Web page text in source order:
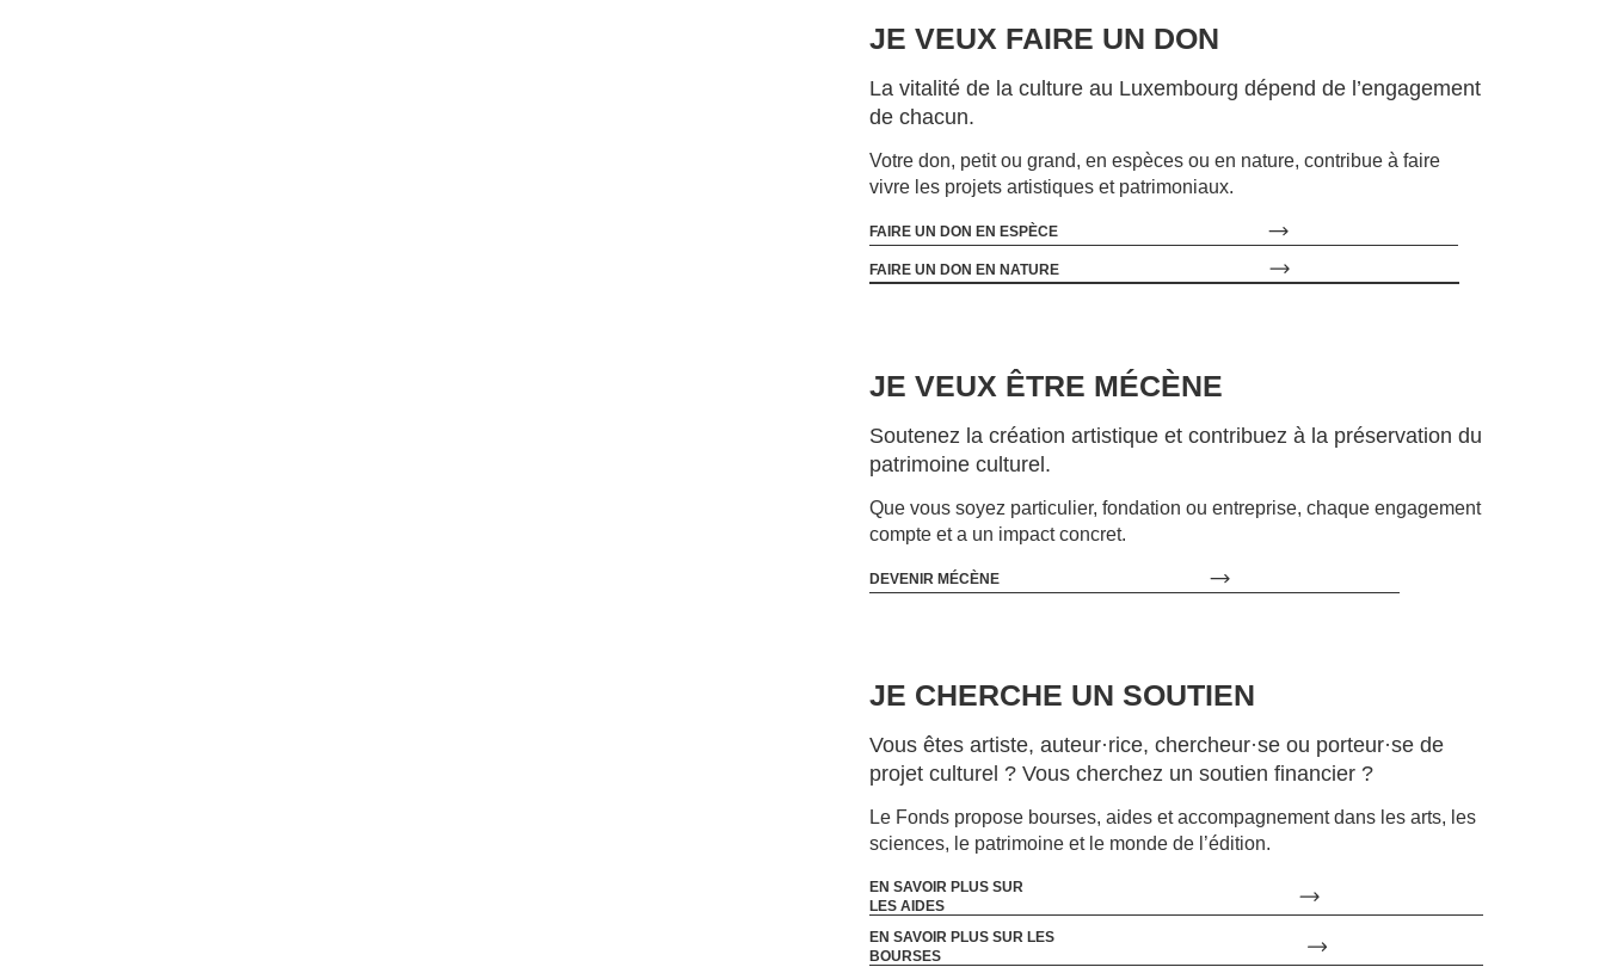
JE VEUX FAIRE UN DON
La vitalité de la culture au Luxembourg dépend de l’engagement
de chacun.
Votre don, petit ou grand, en espèces ou en nature, contribue à faire
vivre les projets artistiques et patrimoniaux.
FAIRE UN DON EN ESPÈCE
FAIRE UN DON EN NATURE
JE VEUX ÊTRE MÉCÈNE
Soutenez la création artistique et contribuez à la préser­va­tion du
patrimoine culturel.
Que vous soyez particulier, fondation ou entreprise, chaque engagement
compte et a un impact concret.
DEVENIR MÉCÈNE
JE CHERCHE UN SOUTIEN
Vous êtes artiste, auteur·rice, chercheur·se ou porteur·se de
projet culturel ? Vous cherchez un soutien financier ?
Le Fonds propose bourses, aides et accom­pa­g­ne­ment dans les arts, les
sciences, le patrimoine et le monde de l’édition.
EN SAVOIR PLUS SUR
LES AIDES
EN SAVOIR PLUS SUR LES
BOURSES